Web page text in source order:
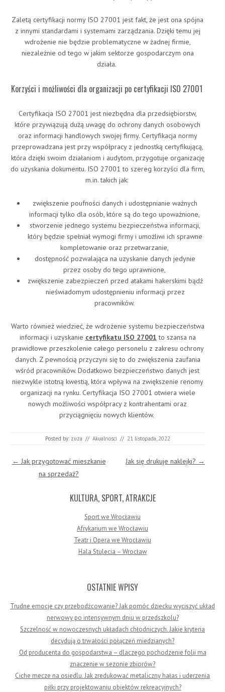
Zaletą certyfikacji normy ISO 27001 jest fakt, że jest ona spójna
z innymi standardami i systemami zarządzania. Dzięki temu jej
wdrożenie nie będzie problematyczne w żadnej firmie,
niezależnie od tego w jakim sektorze gospodarczym ona
działa.
Korzyści i możliwości dla organizacji po certyfikacji ISO 27001
Certyfikacja ISO 27001 jest niezbędna dla przedsiębiorstw,
które przywiązują dużą uwagę do ochrony danych osobowych
oraz informacji handlowych swojej firmy. Certyfikacja normy
przeprowadzana jest przy współpracy z jednostką certyfikującą,
która dzięki swoim działaniom i audytom, przygotuje organizację
do uzyskania dokumentu. ISO 27001 to szereg korzyści dla firm,
m.in. takich jak:
zwiększenie poufności danych i udostępnianie ważnych
informacji tylko dla osób, które są do tego upoważnione,
stworzenie jednego systemu bezpieczeństwa informacji,
który będzie spełniał wymogi firmy i umożliwi ich sprawne
kompletowanie oraz przetwarzanie,
dostępność pozwalająca na uzyskanie danych jedynie
przez osoby do tego uprawnione,
zwiększenie zabezpieczeń przed atakami hakerskimi bądź
nieświadomym udostępnieniu informacji przez
pracowników.
Warto również wiedzieć, że wdrożenie systemu bezpieczeństwa
informacji i uzyskanie certyfikatu ISO 27001 to szansa na
prawidłowe przeszkolenie całego personelu z zakresu ochrony
danych. Z pewnością przyczyni się to do zwiększenia zaufania
wśród pracowników. Dodatkowo bezpieczeństwo danych jest
niezwykle istotną kwestią, która wpływa na zwiększenie renomy
organizacji na rynku. Certyfikacja ISO 27001 otwiera wiele
nowych możliwości współpracy z kontrahentami oraz
przyciągnięciu nowych klientów.
Posted by: zuza // Akualnosci // 21 listopada, 2022
Post navigation
← Jak przygotować mieszkanie
na sprzedaż?
Jak się drukuje naklejki? →
KULTURA, SPORT, ATRAKCJE
Sport we Wrocławiu
Afrykarium we Wrocławiu
Teatr i Opera we Wrocławiu
Hala Stulecia – Wrocław
OSTATNIE WPISY
Trudne emocje czy przebodźcowanie? Jak pomóc dziecku wyciszyć układ
nerwowy po intensywnym dniu w przedszkolu?
Szczelność w nowoczesnych układach chłodniczych. Jakie kryteria
decydują o trwałości połączeń miedzianych?
Od producenta do gospodarstwa – dlaczego pochodzenie folii ma
znaczenie w sezonie zbiorów?
Ciche mecze na osiedlu. Jak zredukować metaliczny hałas i uderzenia
piłki przy projektowaniu obiektów rekreacyjnych?